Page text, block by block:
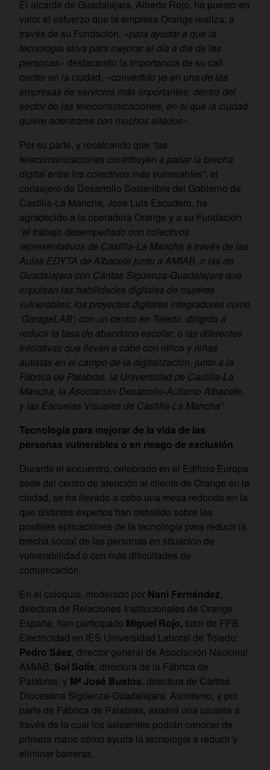
El alcalde de Guadalajara, Alberto Rojo, ha puesto en
valor el esfuerzo que la empresa Orange realiza, a
través de su Fundación, «para ayudar a que la
tecnología sirva para mejorar el día a día de las
personas» destacando la importancia de su call
center en la ciudad, «convertido ya en una de las
empresas de servicios más importantes, dentro del
sector de las telecomunicaciones, en el que la ciudad
quiere adentrarse con muchos aliados».
Por su parte, y recalcando que “las
telecomunicaciones contribuyen a paliar la brecha
digital entre los colectivos más vulnerables”, el
consejero de Desarrollo Sostenible del Gobierno de
Castilla-La Mancha, José Luis Escudero, ha
agradecido a la operadora Orange y a su Fundación
“el trabajo desempeñado con colectivos
representativos de Castilla-La Mancha a través de las
Aulas EDYTA de Albacete junto a AMIAB, o las de
Guadalajara con Cáritas Sigüenza-Guadalajara que
impulsan las habilidades digitales de mujeres
vulnerables; los proyectos digitales integradores como
‘GarageLAB’, con un centro en Toledo, dirigido a
reducir la tasa de abandono escolar; o las diferentes
iniciativas que llevan a cabo con niños y niñas
autistas en el campo de la digitalización, junto a la
Fábrica de Palabras, la Universidad de Castilla-La
Mancha, la Asociación Desarrollo-Autismo Albacete,
y las Escuelas Visuales de Castilla-La Mancha”.
Tecnología para mejorar de la vida de las
personas vulnerables o en riesgo de exclusión
Durante el encuentro, celebrado en el Edificio Europa,
sede del centro de atención al cliente de Orange en la
ciudad, se ha llevado a cabo una mesa redonda en la
que distintos expertos han debatido sobre las
posibles aplicaciones de la tecnología para reducir la
brecha social de las personas en situación de
vulnerabilidad o con más dificultades de
comunicación.
En el coloquio, moderado por Nani Fernández,
directora de Relaciones Institucionales de Orange
España, han participado Miguel Rojo, tutor de FPB
Electricidad en IES Universidad Laboral de Toledo;
Pedro Sáez, director general de Asociación Nacional
AMIAB; Sol Solís, directora de la Fábrica de
Palabras; y Mª José Bustos, directora de Cáritas
Diocesana Sigüenza-Guadalajara. Asimismo, y por
parte de Fábrica de Palabras, asistirá una usuaria a
través de la cual los asistentes podrán conocer de
primera mano cómo ayuda la tecnología a reducir y
eliminar barreras.